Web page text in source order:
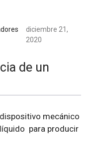
diciembre 21,
2020
de un
mecánico
para producir